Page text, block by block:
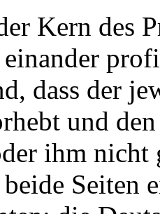
Kern des
dass der
und
ihm nicht
Seiten